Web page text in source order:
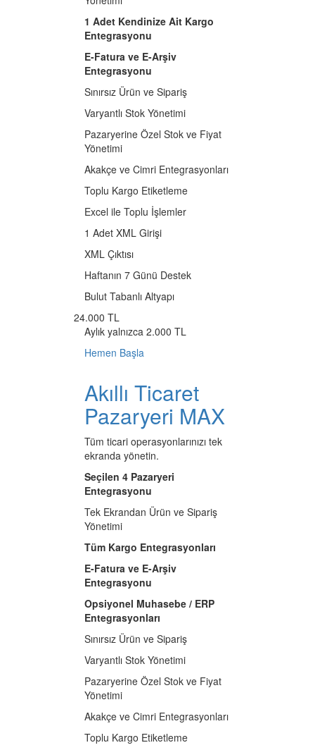
1 Adet Kendinize Ait Kargo
Entegrasyonu
E-Fatura ve E-Arşiv
Entegrasyonu
Sınırsız Ürün ve Sipariş
Varyantlı Stok Yönetimi
Pazaryerine Özel Stok ve Fiyat
Yönetimi
Akakçe ve Cimri Entegrasyonları
Toplu Kargo Etiketleme
Excel ile Toplu İşlemler
1 Adet XML Girişi
XML Çıktısı
Haftanın 7 Günü Destek
Bulut Tabanlı Altyapı
24.000 TL
Aylık yalnızca 2.000 TL
Hemen Başla
Akıllı Ticaret
Pazaryeri MAX
Tüm ticari operasyonlarınızı tek
ekranda yönetin.
Seçilen 4 Pazaryeri
Entegrasyonu
Tek Ekrandan Ürün ve Sipariş
Yönetimi
Tüm Kargo Entegrasyonları
E-Fatura ve E-Arşiv
Entegrasyonu
Opsiyonel Muhasebe / ERP
Entegrasyonları
Sınırsız Ürün ve Sipariş
Varyantlı Stok Yönetimi
Pazaryerine Özel Stok ve Fiyat
Yönetimi
Akakçe ve Cimri Entegrasyonları
Toplu Kargo Etiketleme